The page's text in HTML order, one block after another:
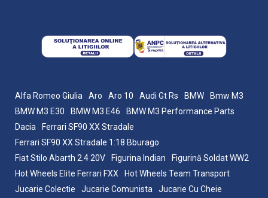
Alfa Romeo Giulia Aro Aro 10 Audi Gt Rs BMW
Bmw M3
BMW M3 E30
BMW M3 E46
BMW M3 Performance Parts
Dacia
Ferrari SF90 XX Stradale
Ferrari SF90 XX Stradale 1:18 Bburago
Fiat Stilo Abarth 2.4 20V
Figurina Indian
Figurină Soldat WW2
Hot Wheels Elite Ferrari FXX
Hot Wheels Team Transport
Jucarie Colectie
Jucarie Comunista
Jucarie Cu Cheie